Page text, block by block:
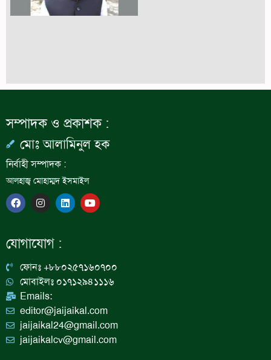
সম্পাদক ও প্রকাশক :
মোঃ আলামিনুল হক
নির্বাহী সম্পাদক :
আলহাজ্ব মোহাম্মদ ইসমাইল
F
a
c
b
o
I
n
s
a
g
a
m
L
i
n
n
Y
o
u
যোগাযোগ :
ফোনঃ +৮৮০২৫৭১৬০৭০০
মোবাইলঃ ০১৭১২৯৪১১১৬
Emails:
editor@jaijaikal.com
jaijaikal24@gmail.com
jaijaikalcv@gmail.com